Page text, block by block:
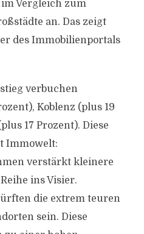
Vergleich zum
an. Das zeigt
des Immobilienportals
verbuchen
Koblenz (plus 19
17 Prozent). Diese
Immowelt:
verstärkt kleinere
ins Visier.
die extrem teuren
sein. Diese